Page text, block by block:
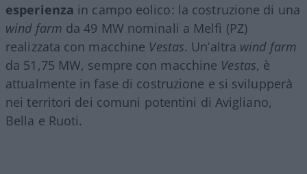
esperienza in campo eolico: la costruzione di una
wind farm da 49 MW nominali a Melfi (PZ)
realizzata con macchine Vestas. Un’altra wind farm
da 51,75 MW, sempre con macchine Vestas, è
attualmente in fase di costruzione e si svilupperà
nei territori dei comuni potentini di Avigliano,
Bella e Ruoti.